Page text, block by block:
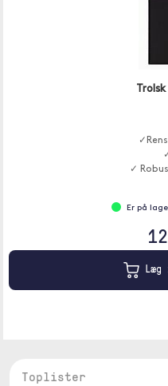
✓
Er på
Læg
Toplister